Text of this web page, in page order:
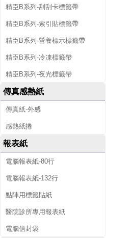
精臣B系列-刮刮卡標籤帶
精臣B系列-索引貼標籤帶
精臣B系列-營養標示標籤帶
精臣B系列-冷凍標籤帶
精臣B系列-夜光標籤帶
傳真感熱紙
傳真紙-外感
感熱紙捲
報表紙
電腦報表紙-80行
電腦報表紙-132行
點陣用標籤貼紙
醫院診所專用報表紙
電腦信封袋